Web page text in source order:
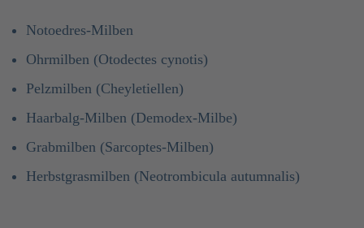
Notoedres-Milben
Ohrmilben (Otodectes cynotis)
Pelzmilben (Cheyletiellen)
Haarbalg-Milben (Demodex-Milbe)
Grabmilben (Sarcoptes-Milben)
Herbstgrasmilben (Neotrombicula autumnalis)